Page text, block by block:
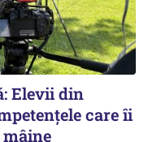
Elevii din
care îi